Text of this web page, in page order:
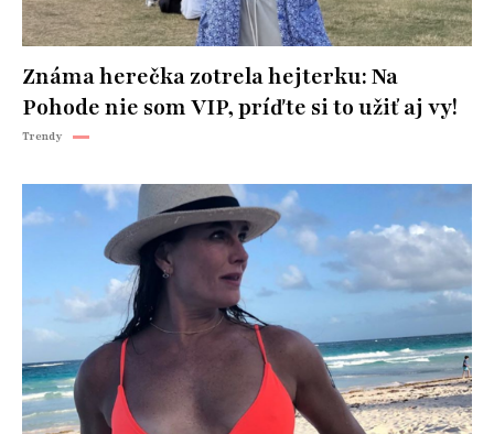
Známa herečka zotrela hejterku: Na
Pohode nie som VIP, príďte si to užiť aj vy!
Trendy